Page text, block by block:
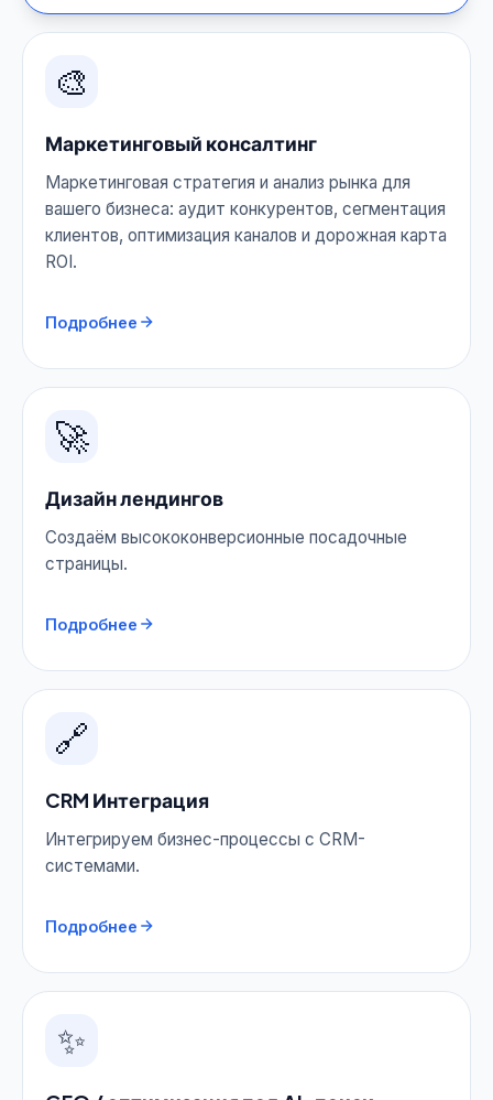
🎨
Маркетинговый консалтинг
Маркетинговая стратегия и анализ рынка для
вашего бизнеса: аудит конкурентов, сегментация
клиентов, оптимизация каналов и дорожная карта
ROI.
Подробнее
🚀
Дизайн лендингов
Создаём высококонверсионные посадочные
страницы.
Подробнее
🔗
CRM Интеграция
Интегрируем бизнес-процессы с CRM-
системами.
Подробнее
✨